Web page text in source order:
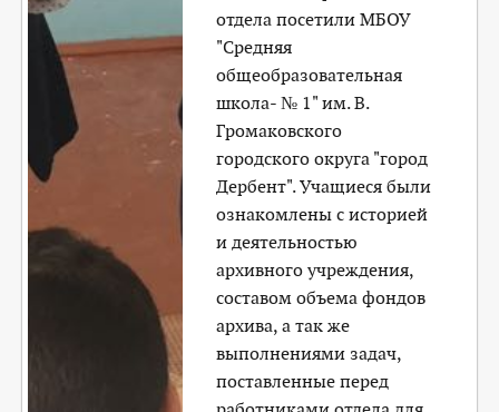
отдела посетили МБОУ
"Средняя
общеобразовательная
школа- № 1" им. В.
Громаковского
городского округа "город
Дербент". Учащиеся были
ознакомлены с историей
и деятельностью
архивного учреждения,
составом объема фондов
архива, а так же
выполнениями задач,
поставленные перед